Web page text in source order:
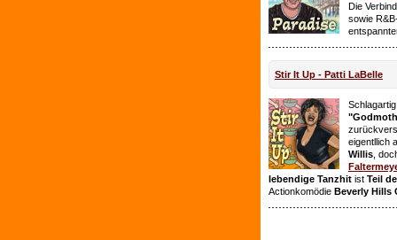
Die
sowie
Stir It Up - Patti LaBelle
eigentllich
Willis ,
lebendige Tanzhit ist Teil
Actionkomödie Beverly Hills